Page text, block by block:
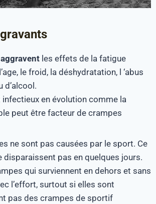
les effets de la fatigue
le froid, la déshydratation, l ‘abus
d’alcool.
infectieux en évolution comme la
peut être facteur de crampes
ne sont pas causées par le sport. Ce
disparaissent pas en quelques jours.
qui surviennent en dehors et sans
l’effort, surtout si elles sont
pas des crampes de sportif